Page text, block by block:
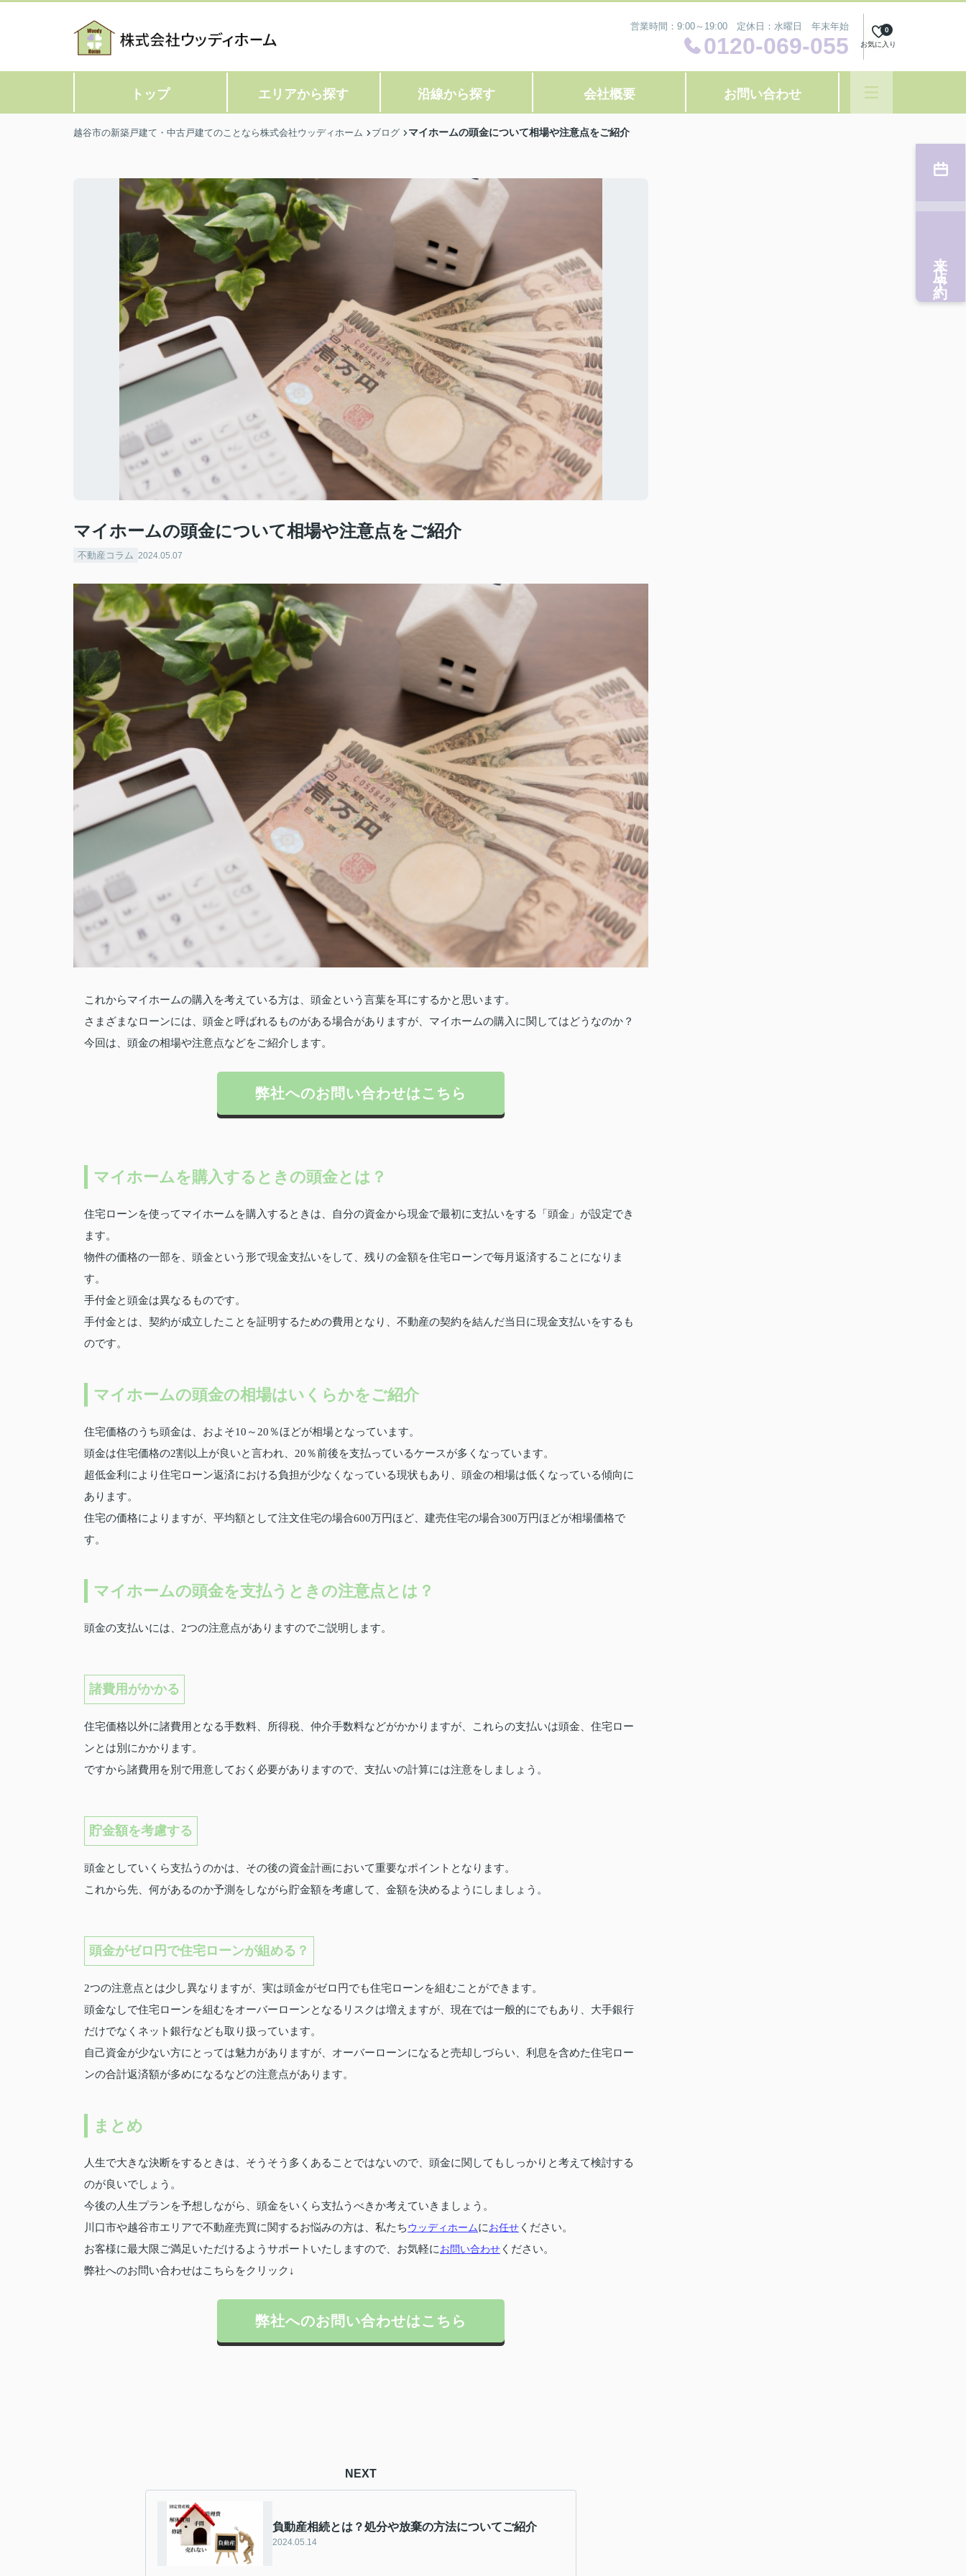
営業時間：9:00～19:00 定休日：水曜日 年末年始
0120-069-055 お気に入り
0
トップ エリアから探す 沿線から探す 会社概要 お問い合わせ
越谷市の新築戸建て・中古戸建てのことなら株式会社ウッディホーム ブログ マイホームの頭金について相場や注意点をご紹介
マイホームの頭金について相場や注意点をご紹介
不動産コラム 2024.05.07
これからマイホームの購入を考えている方は、頭金という言葉を耳にするかと思います。
さまざまなローンには、頭金と呼ばれるものがある場合がありますが、マイホームの購入に関してはどうなのか？
今回は、頭金の相場や注意点などをご紹介します。
弊社へのお問い合わせはこちら
マイホームを購入するときの頭金とは？
住宅ローンを使ってマイホームを購入するときは、自分の資金から現金で最初に支払いをする「頭金」が設定でき
ます。
物件の価格の一部を、頭金という形で現金支払いをして、残りの金額を住宅ローンで毎月返済することになりま
す。
手付金と頭金は異なるものです。
手付金とは、契約が成立したことを証明するための費用となり、不動産の契約を結んだ当日に現金支払いをするも
のです。
マイホームの頭金の相場はいくらかをご紹介
住宅価格のうち頭金は、およそ10～20％ほどが相場となっています。
頭金は住宅価格の2割以上が良いと言われ、20％前後を支払っているケースが多くなっています。
超低金利により住宅ローン返済における負担が少なくなっている現状もあり、頭金の相場は低くなっている傾向に
あります。
住宅の価格によりますが、平均額として注文住宅の場合600万円ほど、建売住宅の場合300万円ほどが相場価格で
す。
マイホームの頭金を支払うときの注意点とは？
頭金の支払いには、2つの注意点がありますのでご説明します。
諸費用がかかる
住宅価格以外に諸費用となる手数料、所得税、仲介手数料などがかかりますが、これらの支払いは頭金、住宅ロー
ンとは別にかかります。
ですから諸費用を別で用意しておく必要がありますので、支払いの計算には注意をしましょう。
貯金額を考慮する
頭金としていくら支払うのかは、その後の資金計画において重要なポイントとなります。
これから先、何があるのか予測をしながら貯金額を考慮して、金額を決めるようにしましょう。
頭金がゼロ円で住宅ローンが組める？
2つの注意点とは少し異なりますが、実は頭金がゼロ円でも住宅ローンを組むことができます。
頭金なしで住宅ローンを組むをオーバーローンとなるリスクは増えますが、現在では一般的にでもあり、大手銀行
だけでなくネット銀行なども取り扱っています。
自己資金が少ない方にとっては魅力がありますが、オーバーローンになると売却しづらい、利息を含めた住宅ロー
ンの合計返済額が多めになるなどの注意点があります。
まとめ
人生で大きな決断をするときは、そうそう多くあることではないので、頭金に関してもしっかりと考えて検討する
のが良いでしょう。
今後の人生プランを予想しながら、頭金をいくら支払うべきか考えていきましょう。
川口市や越谷市エリアで不動産売買に関するお悩みの方は、私たちウッディホームにお任せ ください。
お客様に最大限ご満足いただけるようサポートいたしますので、お気軽にお問い合わせ ください。
弊社へのお問い合わせはこちらをクリック↓
弊社へのお問い合わせはこちら
NEXT
負動産相続とは？処分や放棄の方法についてご紹介
2024.05.14
来店予約